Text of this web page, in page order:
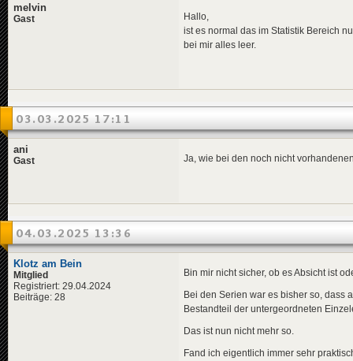
melvin
Gast
Hallo,
ist es normal das im Statistik Bereich
bei mir alles leer.
03.03.2025 17:11
ani
Gast Ja, wie bei den noch nicht
04.03.2025 13:36
Klotz am Bein
Mitglied
Registriert: 29.04.2024
Beiträge: 28
Bin mir nicht sicher, ob es Absicht ist
Bei den Serien war es bisher so, dass
Bestandteil der untergeordneten
Das ist nun nicht mehr so.
Fand ich eigentlich immer sehr